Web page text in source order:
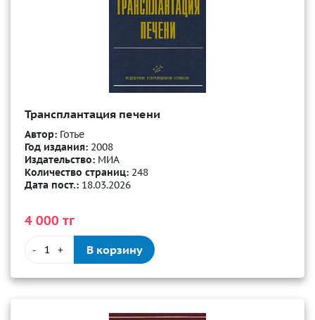
Трансплантация печени
Автор: Готье
Год издания: 2008
Издательство: МИА
Количество страниц: 248
Дата пост.: 18.03.2026
4 000 тг
- + В корзину